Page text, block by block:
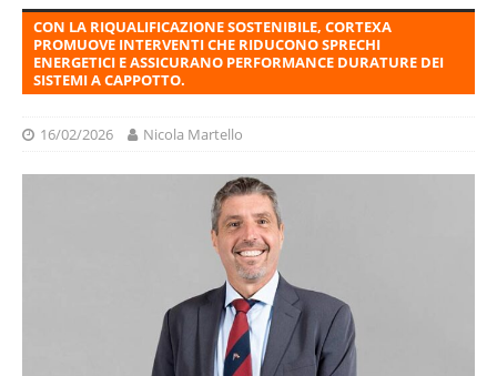
CON LA RIQUALIFICAZIONE SOSTENIBILE, CORTEXA
PROMUOVE INTERVENTI CHE RIDUCONO SPRECHI
ENERGETICI E ASSICURANO PERFORMANCE DURATURE DEI
SISTEMI A CAPPOTTO.
16/02/2026 Nicola Martello